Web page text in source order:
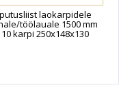
laokarpidele
töölauale 1500 mm
10 karpi 250x148x130